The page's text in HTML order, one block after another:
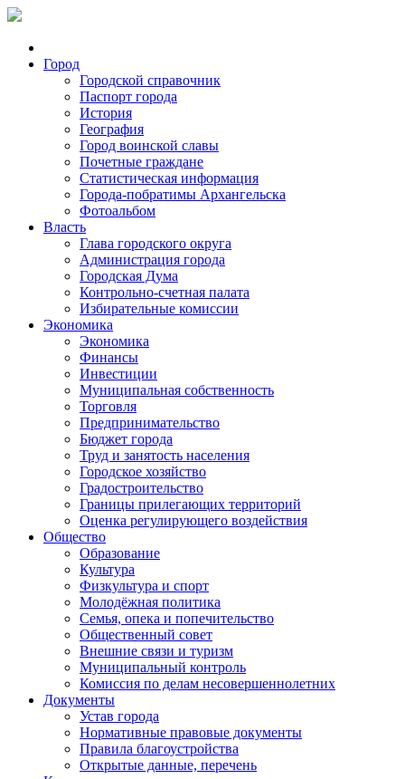
Город
Городской справочник
Паспорт города
История
География
Город воинской славы
Почетные граждане
Статистическая информация
Города-побратимы Архангельска
Фотоальбом
Власть
Глава городского округа
Администрация города
Городская Дума
Контрольно-счетная палата
Избирательные комиссии
Экономика
Экономика
Финансы
Инвестиции
Муниципальная собственность
Торговля
Предпринимательство
Бюджет города
Труд и занятость населения
Городское хозяйство
Градостроительство
Границы прилегающих территорий
Оценка регулирующего воздействия
Общество
Образование
Культура
Физкультура и спорт
Молодёжная политика
Семья, опека и попечительство
Общественный совет
Внешние связи и туризм
Муниципальный контроль
Комиссия по делам несовершеннолетних
Документы
Устав города
Нормативные правовые документы
Правила благоустройства
Открытые данные, перечень